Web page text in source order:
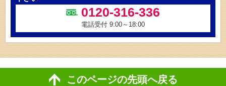
0120-316-336
電話受付 9:00～18:00
このページの先頭へ戻る